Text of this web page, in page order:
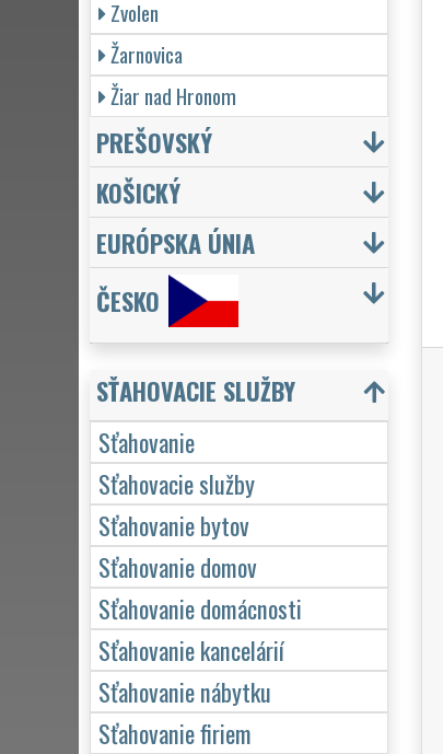
Zvolen
Žarnovica
Žiar nad Hronom
PREŠOVSKÝ
KOŠICKÝ
EURÓPSKA ÚNIA
ČESKO
SŤAHOVACIE SLUŽBY
Sťahovanie
Sťahovacie služby
Sťahovanie bytov
Sťahovanie domov
Sťahovanie domácnosti
Sťahovanie kancelárií
Sťahovanie nábytku
Sťahovanie firiem